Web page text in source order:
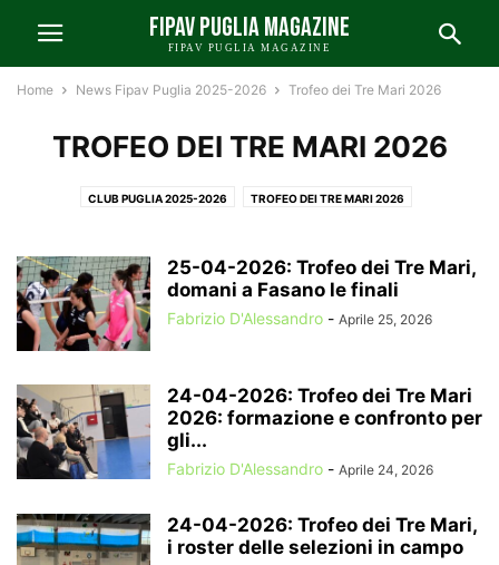
FIPAV PUGLIA MAGAZINE
FIPAV PUGLIA MAGAZINE
Home News Fipav Puglia 2025-2026 Trofeo dei Tre Mari 2026
TROFEO DEI TRE MARI 2026
CLUB PUGLIA 2025-2026 TROFEO DEI TRE MARI 2026
25-04-2026: Trofeo dei Tre Mari,
domani a Fasano le finali
Fabrizio D'Alessandro - Aprile 25, 2026
24-04-2026: Trofeo dei Tre Mari
2026: formazione e confronto per
gli...
Fabrizio D'Alessandro - Aprile 24, 2026
24-04-2026: Trofeo dei Tre Mari,
i roster delle selezioni in campo